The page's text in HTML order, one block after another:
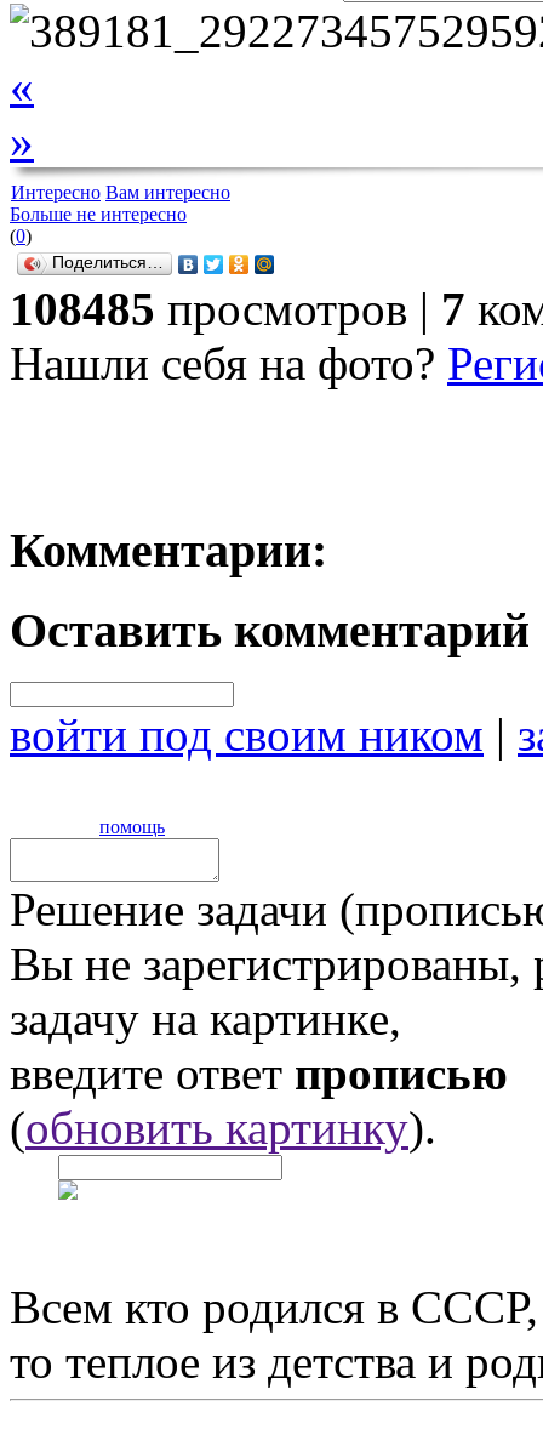
«
»
Интересно Вам интересно
Больше не интересно
(0)
Поделиться…
108485 просмотров | 7
Нашли себя на фото?
Комментарии:
Оставить комментарий
войти под своим ником |
помощь
Решение задачи
Вы не
задачу на картинке,
введите ответ прописью
(обновить картинку).
Всем кто родился в
то теплое из детства и